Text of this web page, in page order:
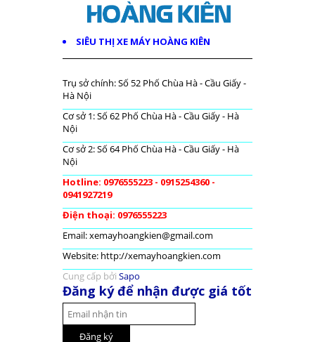
SIÊU THỊ XE MÁY HOÀNG KIÊN
Trụ sở chính: Số 52 Phố Chùa Hà - Cầu Giấy -
Hà Nội
Cơ sở 1: Số 62 Phố Chùa Hà - Cầu Giấy - Hà
Nội
Cơ sở 2: Số 64 Phố Chùa Hà - Cầu Giấy - Hà
Nội
Hotline: 0976555223 - 0915254360 -
0941927219
Điện thoại: 0976555223
Email: xemayhoangkien@gmail.com
Website: http://xemayhoangkien.com
Cung cấp bởi Sapo
Đăng ký để nhận được giá tốt